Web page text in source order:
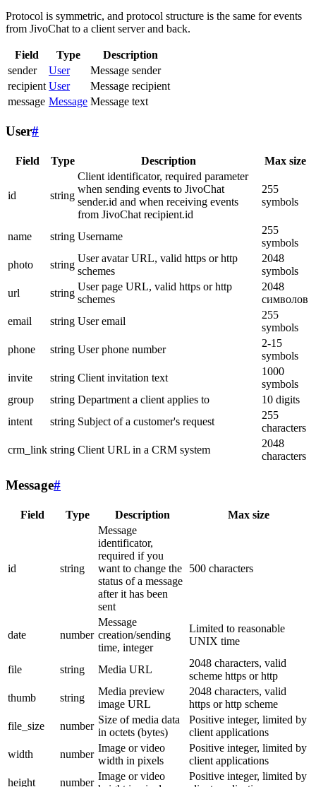
Protocol is symmetric, and protocol structure is the same for events
from JivoChat to a client server and back.
Field Type
Description
sender
User
Message sender
recipient User
Message recipient
message Message Message text
User#
Field Type Description Max size
id string
Client identificator, required parameter
when sending events to JivoChat
sender.id and when receiving events
from JivoChat recipient.id
255
symbols
name string Username
255
symbols
photo
string
User avatar URL, valid https or http
schemes
2048
symbols
url
string
User page URL, valid https or http
schemes
2048
символов
email
string User email
255
symbols
phone
string User phone number
2-15
symbols
invite
string Client invitation text
1000
symbols
group
string Department a client applies to
10 digits
intent
string Subject of a customer's request
255
characters
crm_link string Client URL in a CRM system
2048
characters
Message#
Field Type Description Max size
id string
Message
identificator,
required if you
want to change the
status of a message
after it has been
sent
500 characters
date number
Message
creation/sending
time, integer
Limited to reasonable
UNIX time
file string Media URL
2048 characters, valid
scheme https or http
thumb
string
Media preview
image URL
2048 characters, valid
https or http scheme
file_size
number
Size of media data
in octets (bytes)
Positive integer, limited by
client applications
width
number
Image or video
width in pixels
Positive integer, limited by
client applications
height
number
Image or video
Positive integer, limited by